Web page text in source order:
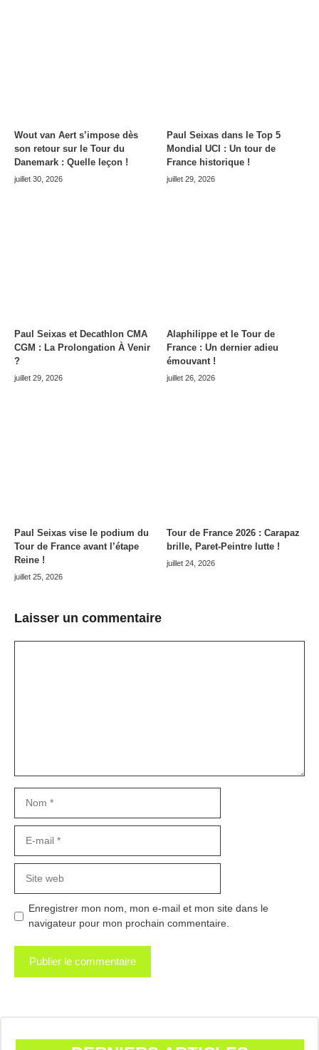
Wout van Aert s’impose dès
son retour sur le Tour du
Danemark : Quelle leçon !
juillet 30, 2026
Paul Seixas dans le Top 5
Mondial UCI : Un tour de
France historique !
juillet 29, 2026
Paul Seixas et Decathlon CMA
CGM : La Prolongation À Venir
?
juillet 29, 2026
Alaphilippe et le Tour de
France : Un dernier adieu
émouvant !
juillet 26, 2026
Paul Seixas vise le podium du
Tour de France avant l’étape
Reine !
juillet 25, 2026
Tour de France 2026 : Carapaz
brille, Paret-Peintre lutte !
juillet 24, 2026
Laisser un commentaire
mail
web
Enregistrer mon nom, mon e-mail et mon site dans le
navigateur pour mon prochain commentaire.